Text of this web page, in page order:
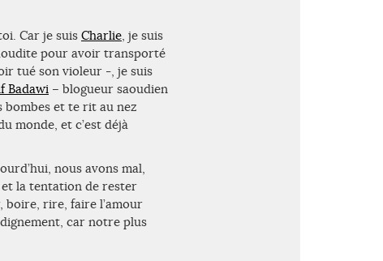
Car je suis Charlie, je suis
pour avoir transporté
tué son violeur -, je suis
Badawi – blogueur saoudien
bombes et te rit au nez
monde, et c’est déjà
nous avons mal,
et la tentation de rester
boire, rire, faire l’amour
car notre plus